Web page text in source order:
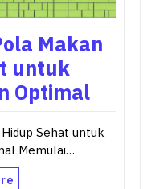
Makan
untuk
Optimal
Sehat untuk
Memulai…